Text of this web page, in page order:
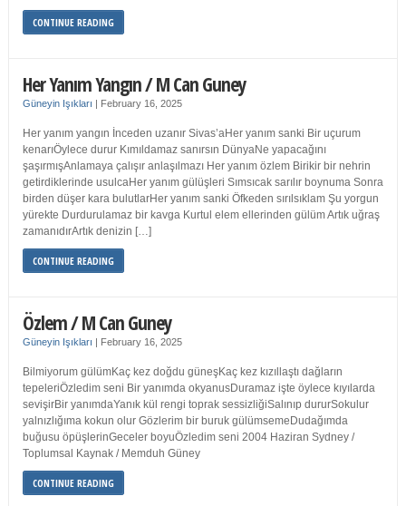
CONTINUE READING
Her Yanım Yangın / M Can Guney
Güneyin Işıkları | February 16, 2025
Her yanım yangın İnceden uzanır Sivas’aHer yanım sanki Bir uçurum
kenarıÖylece durur Kımıldamaz sanırsın DünyaNe yapacağını
şaşırmışAnlamaya çalışır anlaşılmazı Her yanım özlem Birikir bir nehrin
getirdiklerinde usulcaHer yanım gülüşleri Sımsıcak sarılır boynuma Sonra
birden düşer kara bulutlarHer yanım sanki Öfkeden sırılsıklam Şu yorgun
yürekte Durdurulamaz bir kavga Kurtul elem ellerinden gülüm Artık uğraş
zamanıdırArtık denizin […]
CONTINUE READING
Özlem / M Can Guney
Güneyin Işıkları | February 16, 2025
Bilmiyorum gülümKaç kez doğdu güneşKaç kez kızıllaştı dağların
tepeleriÖzledim seni Bir yanımda okyanusDuramaz işte öylece kıyılarda
sevişirBir yanımdaYanık kül rengi toprak sessizliğiSalınıp dururSokulur
yalnızlığıma kokun olur Gözlerim bir buruk gülümsemeDudağımda
buğusu öpüşlerinGeceler boyuÖzledim seni 2004 Haziran Sydney /
Toplumsal Kaynak / Memduh Güney
CONTINUE READING